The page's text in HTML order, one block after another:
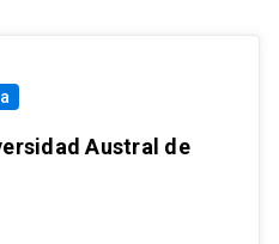
Austral de